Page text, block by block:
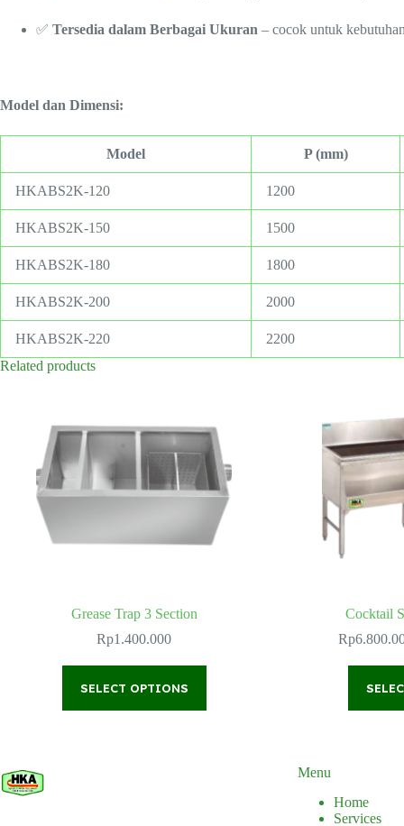
✅ Tersedia dalam Berbagai Ukuran – cocok untuk
Model dan Dimensi:
Model P (mm)
HKABS2K-120 1200
HKABS2K-150 1500
HKABS2K-180 1800
HKABS2K-200 2000
HKABS2K-220
2200
Related products
Grease Trap 3 Section
Rp1.400.000
SELECT OPTIONS
product
Cocktail
Rp
Menu
Home
Services